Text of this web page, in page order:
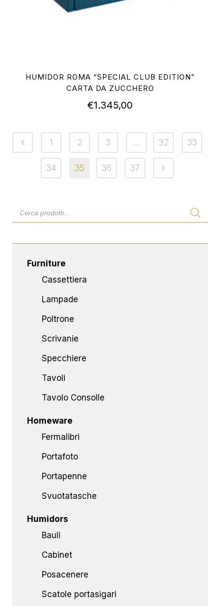
Furniture
Cassettiera
Lampade
Poltrone
Scrivanie
Specchiere
Tavoli
Tavolo Consolle
Homeware
Fermalibri
Portafoto
Portapenne
Svuotatasche
Humidors
Bauli
Cabinet
Posacenere
Scatole portasigari
HUMIDOR ROMA “SPECIAL CLUB EDITION”
CARTA DA ZUCCHERO
€1.345,00
1 2 3 … 32 33
34 35 36 37